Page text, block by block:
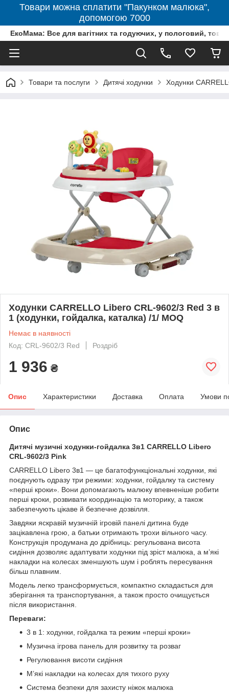
Товари можна сплатити "Пакунком малюка",
допомогою 7000
ЕкоМама: Все для вагітних та годуючих, у пологовий,
Товари та послуги Дитячі ходунки Ходунки
Ходунки CARRELLO Libero CRL-9602/3 Red 3 в
1 (ходунки, гойдалка, каталка) /1/ MOQ
Немає в наявності
Код: CRL-9602/3 Red
Роздріб
1 936 ₴
Опис Характеристики Доставка Оплата Умови
Опис
Дитячі музичні ходунки-гойдалка 3в1 CARRELLO Libero
CRL-9602/3 Pink
CARRELLO Libero 3в1 — це багатофункціональні ходунки, які
поєднують одразу три режими: ходунки, гойдалку та систему
«перші кроки». Вони допомагають малюку впевненіше робити
перші кроки, розвивати координацію та моторику, а також
забезпечують цікаве й безпечне дозвілля.
Завдяки яскравій музичній ігровій панелі дитина буде
зацікавлена грою, а батьки отримають трохи вільного часу.
Конструкція продумана до дрібниць: регульована висота
сидіння дозволяє адаптувати ходунки під зріст малюка, а м’які
накладки на колесах зменшують шум і роблять пересування
більш плавним.
Модель легко трансформується, компактно складається для
зберігання та транспортування, а також просто очищується
після використання.
Переваги:
3 в 1: ходунки, гойдалка та режим «перші кроки»
Музична ігрова панель для розвитку та розваг
Регулювання висоти сидіння
М’які накладки на колесах для тихого руху
Система безпеки для захисту ніжок малюка